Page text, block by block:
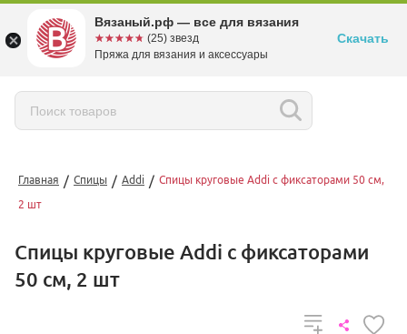
Главная / Спицы / Addi / Спицы круговые Addi с фиксаторами 50 см,
2 шт
Спицы круговые Addi с фиксаторами
50 см, 2 шт
Вязаный.рф — все для вязания
☆☆☆☆☆
★★★★★ (25) звезд
Пряжа для вязания и аксессуары
Скачать